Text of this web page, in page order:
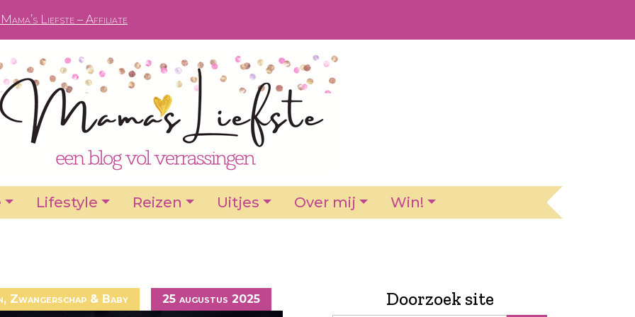
Liefste – Affiliate
Lifestyle Reizen Uitjes Over mij Win!
, Zwangerschap & Baby 25 augustus 2025 Doorzoek site